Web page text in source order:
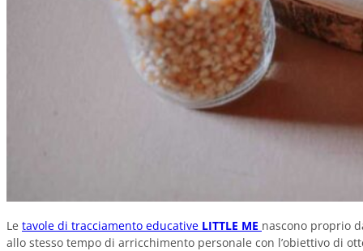
Le tavole di tracciamento educative LITTLE ME nascono proprio
allo stesso tempo di arricchimento personale con l’obiettivo di